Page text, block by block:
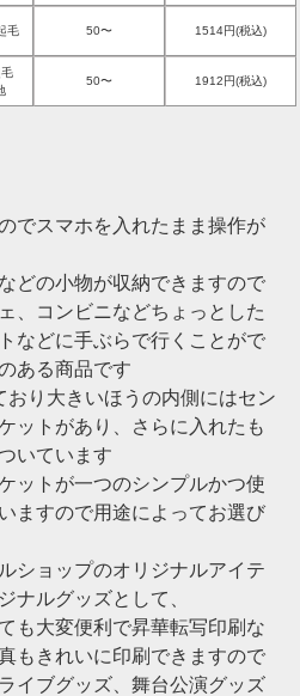
毛 50〜 1514円(税込)
毛
50〜 1912円(税込)
でスマホを入れたまま操作が
どの小物が収納できますので
、コンビニなどちょっとした
などに手ぶらで行くことがで
ある商品です
り大きいほうの内側にはセン
ットがあり、さらに入れたも
いています
ットが一つのシンプルかつ使
ますので用途によってお選び
ショップのオリジナルアイテ
ナルグッズとして、
も大変便利で昇華転写印刷な
もきれいに印刷できますので
イブグッズ、舞台公演グッズ